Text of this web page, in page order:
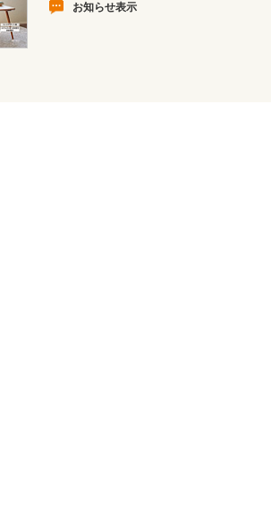
お知らせ表示